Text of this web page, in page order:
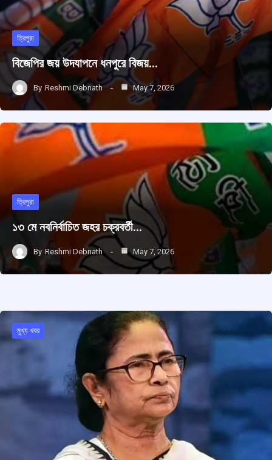
ত্রিপুরা
বিজেপির জয় উদযাপনে ধনপুরে বিজয়…
By Reshmi Debnath May 7, 2026
ত্রিপুরা
১৩ মে নবনির্বাচিত জহর চক্রবর্তী…
By Reshmi Debnath May 7, 2026
মুখ্য খবর